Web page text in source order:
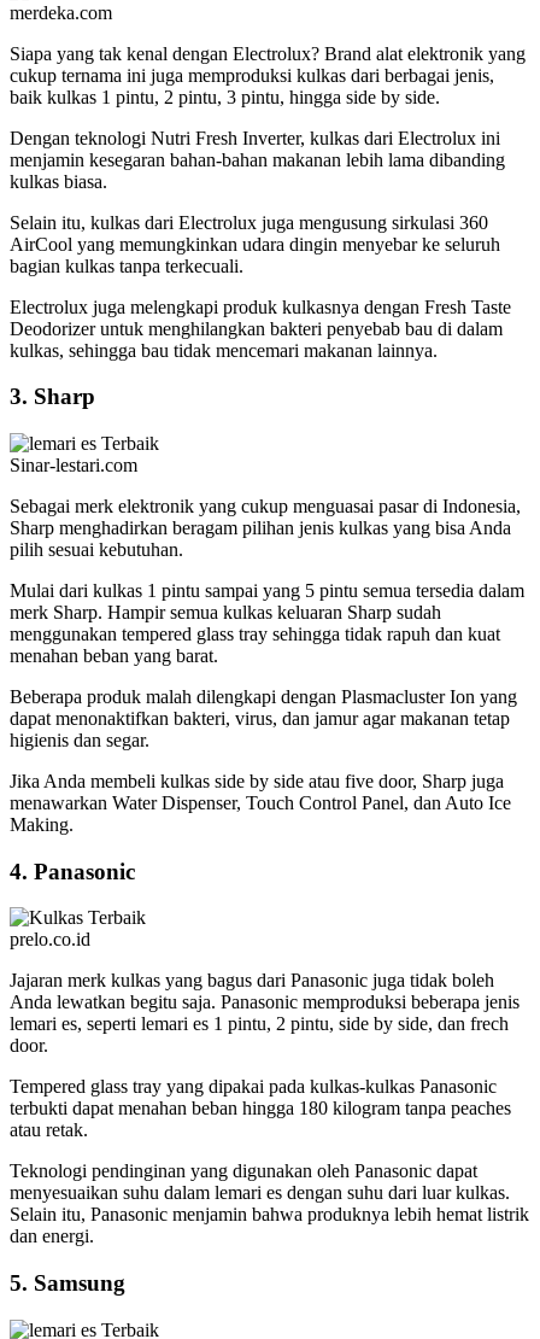
merdeka.com
Siapa yang tak kenal dengan Electrolux? Brand alat elektronik yang
cukup ternama ini juga memproduksi kulkas dari berbagai jenis,
baik kulkas 1 pintu, 2 pintu, 3 pintu, hingga side by side.
Dengan teknologi Nutri Fresh Inverter, kulkas dari Electrolux ini
menjamin kesegaran bahan-bahan makanan lebih lama dibanding
kulkas biasa.
Selain itu, kulkas dari Electrolux juga mengusung sirkulasi 360
AirCool yang memungkinkan udara dingin menyebar ke seluruh
bagian kulkas tanpa terkecuali.
Electrolux juga melengkapi produk kulkasnya dengan Fresh Taste
Deodorizer untuk menghilangkan bakteri penyebab bau di dalam
kulkas, sehingga bau tidak mencemari makanan lainnya.
3. Sharp
Sinar-lestari.com
Sebagai merk elektronik yang cukup menguasai pasar di Indonesia,
Sharp menghadirkan beragam pilihan jenis kulkas yang bisa Anda
pilih sesuai kebutuhan.
Mulai dari kulkas 1 pintu sampai yang 5 pintu semua tersedia dalam
merk Sharp. Hampir semua kulkas keluaran Sharp sudah
menggunakan tempered glass tray sehingga tidak rapuh dan kuat
menahan beban yang barat.
Beberapa produk malah dilengkapi dengan Plasmacluster Ion yang
dapat menonaktifkan bakteri, virus, dan jamur agar makanan tetap
higienis dan segar.
Jika Anda membeli kulkas side by side atau five door, Sharp juga
menawarkan Water Dispenser, Touch Control Panel, dan Auto Ice
Making.
4. Panasonic
prelo.co.id
Jajaran merk kulkas yang bagus dari Panasonic juga tidak boleh
Anda lewatkan begitu saja. Panasonic memproduksi beberapa jenis
lemari es, seperti lemari es 1 pintu, 2 pintu, side by side, dan frech
door.
Tempered glass tray yang dipakai pada kulkas-kulkas Panasonic
terbukti dapat menahan beban hingga 180 kilogram tanpa peaches
atau retak.
Teknologi pendinginan yang digunakan oleh Panasonic dapat
menyesuaikan suhu dalam lemari es dengan suhu dari luar kulkas.
Selain itu, Panasonic menjamin bahwa produknya lebih hemat listrik
dan energi.
5. Samsung